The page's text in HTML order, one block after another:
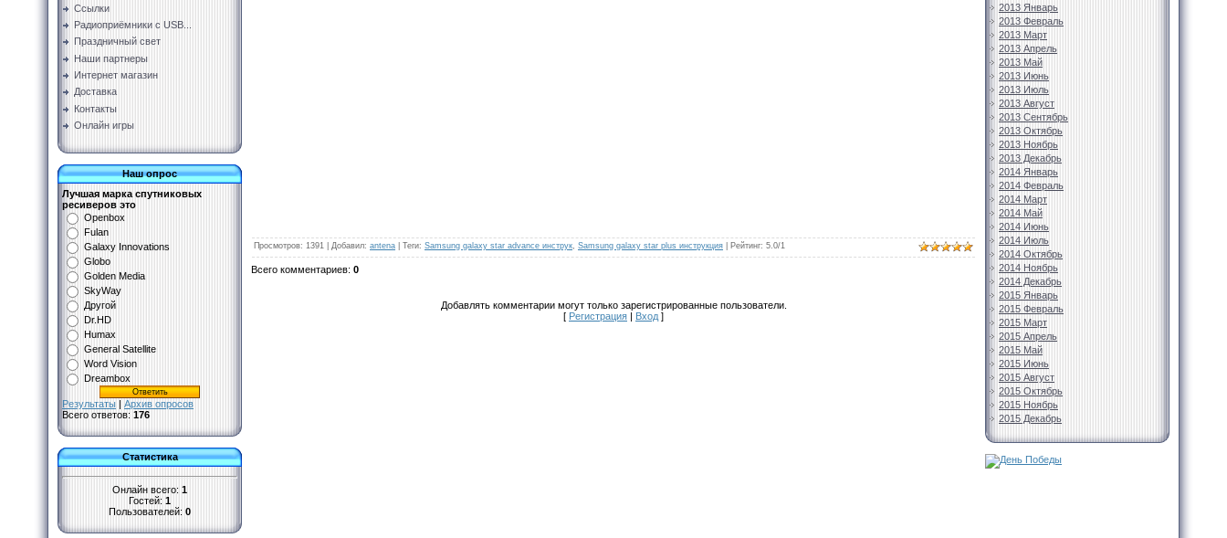
Ссылки
Радиоприёмники с USB...
Праздничный свет
Наши партнеры
Интернет магазин
Доставка
Контакты
Онлайн игры
Наш опрос
Лучшая марка спутниковых
ресиверов это
Openbox
Fulan
Galaxy Innovations
Globo
Golden Media
SkyWay
Другой
Dr.HD
Humax
General Satellite
Word Vision
Dreambox
Результаты | Архив опросов
Всего ответов: 176
Статистика
Онлайн всего: 1
Гостей: 1
Пользователей: 0
Просмотров: 1391 Добавил: antena Теги: Samsung galaxy star advance инструк Samsung galaxy star plus инструкция Рейтинг: 5.0/1
Всего комментариев: 0
Добавлять комментарии могут только зарегистрированные пользователи.
[ Регистрация | Вход ]
2013 Январь
2013 Февраль
2013 Март
2013 Апрель
2013 Май
2013 Июнь
2013 Июль
2013 Август
2013 Сентябрь
2013 Октябрь
2013 Ноябрь
2013 Декабрь
2014 Январь
2014 Февраль
2014 Март
2014 Май
2014 Июнь
2014 Июль
2014 Октябрь
2014 Ноябрь
2014 Декабрь
2015 Январь
2015 Февраль
2015 Март
2015 Апрель
2015 Май
2015 Июнь
2015 Август
2015 Октябрь
2015 Ноябрь
2015 Декабрь